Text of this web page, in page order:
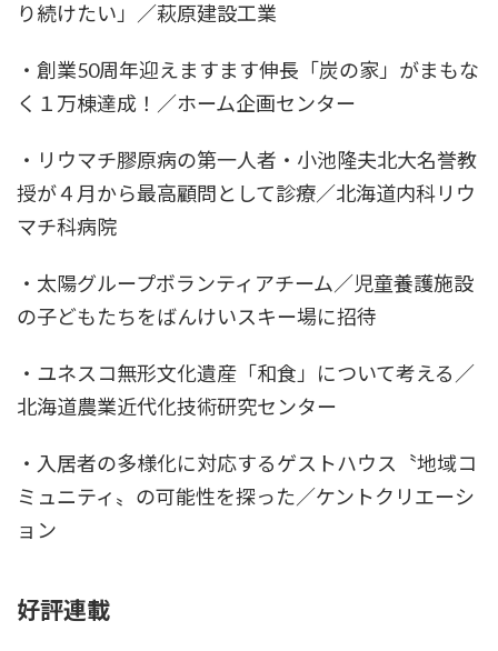
り続けたい」／萩原建設工業
・創業50周年迎えますます伸長「炭の家」がまもな
く１万棟達成！／ホーム企画センター
・リウマチ膠原病の第一人者・小池隆夫北大名誉教
授が４月から最高顧問として診療／北海道内科リウ
マチ科病院
・太陽グループボランティアチーム／児童養護施設
の子どもたちをばんけいスキー場に招待
・ユネスコ無形文化遺産「和食」について考える／
北海道農業近代化技術研究センター
・入居者の多様化に対応するゲストハウス〝地域コ
ミュニティ〟の可能性を探った／ケントクリエーシ
ョン
好評連載